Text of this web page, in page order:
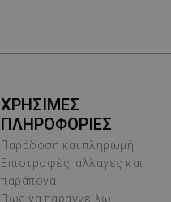
ΧΡΗΣΙΜΕΣ
ΠΛΗΡΟΦΟΡΙΕΣ
Παράδοση και πληρωμή
Επιστροφές, αλλαγές και
παράπονα
Πως να παραγγείλω;